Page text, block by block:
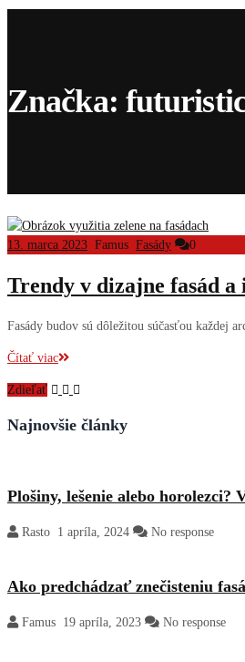
Značka:
13. marca 2023 Famus Fasády 0
Trendy v dizajne fasád
Fasády budov sú dôležitou súčasťou každej
Čítať viac
Zdieľať
Najnovšie články
Plošiny, lešenie alebo horolezci?
Rasto 1 apríla, 2024 No response
Ako predchádzať znečisteniu
Famus 19 apríla, 2023 No response